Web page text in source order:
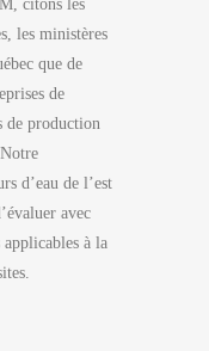
citons les
les ministères
que de
de
de production
d’eau de l’est
avec
à la